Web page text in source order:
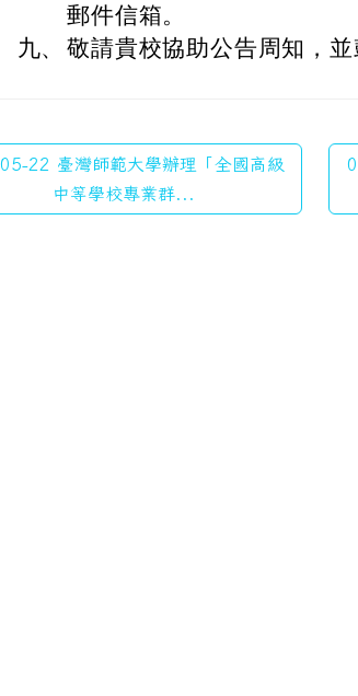
郵件信箱。
九、 敬請貴校協助公告周知，並
05-22 臺灣師範大學辦理「全國高級
中等學校專業群...